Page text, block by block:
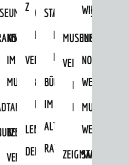
KINDER
IM
MUSEUM
BESTANDSÜBERSICHT
VERÖFFENTLICHUNGEN
Z ONLINE-
KATALOG
VERANSTALTUNGEN
AUSBILDUNG
&
PRAKTIKA
LEIHVERKEHR
DER
SERVICE
FÜR
STADTHALLE
ROLF-
ENGELBRECHT-
HAUS
BÜRGERSAAL
IM
ALTEN
RATHAUS
WINDECK
SCHLOSS
MUSEUM
KINDER
IM
MUSEUM
INGRID-
NOLL-
WEG
MUNDART-
WEG
ZEIGMALSTADTTEILE